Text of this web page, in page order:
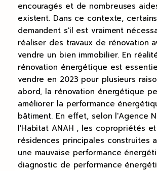
encouragés et de nombreuses
existent. Dans ce contexte,
demandent s'il est vraiment
réaliser des travaux de rénovation
vendre un bien immobilier. En
rénovation énergétique est
vendre en 2023 pour plusieurs
abord, la rénovation énergétique
améliorer la performance
bâtiment. En effet, selon l'Agence
l'Habitat ANAH , les copropriétés
résidences principales construites
une mauvaise performance
diagnostic de performance